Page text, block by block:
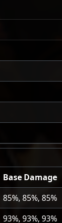
Base Damage
85%, 85%, 85%
93%, 93%, 93%